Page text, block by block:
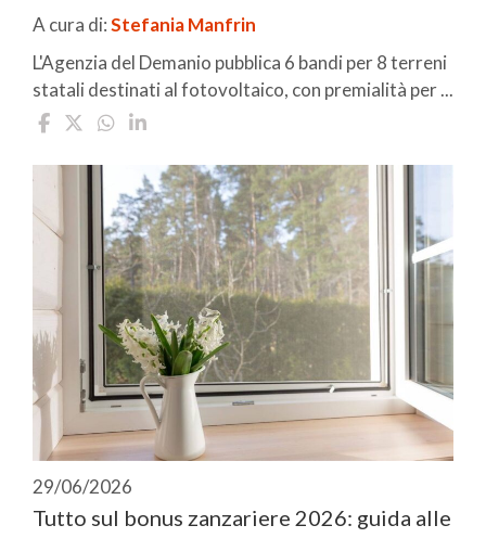
A cura di:Stefania Manfrin
L'Agenzia del Demanio pubblica 6 bandi per 8 terreni
statali destinati al fotovoltaico, con premialità per ...
29/06/2026
Tutto sul bonus zanzariere 2026: guida alle